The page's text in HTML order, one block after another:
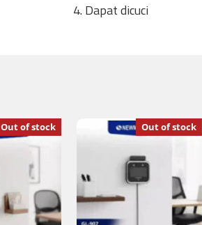
4. Dapat dicuci
Out of stock Out of stock